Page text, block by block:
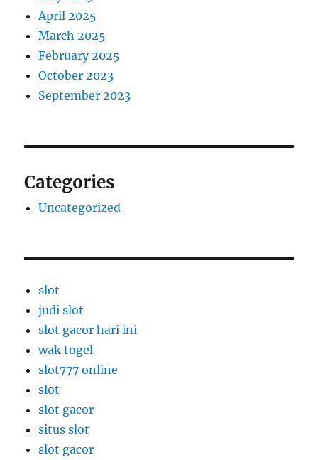
April 2025
March 2025
February 2025
October 2023
September 2023
Categories
Uncategorized
slot
judi slot
slot gacor hari ini
wak togel
slot777 online
slot
slot gacor
situs slot
slot gacor